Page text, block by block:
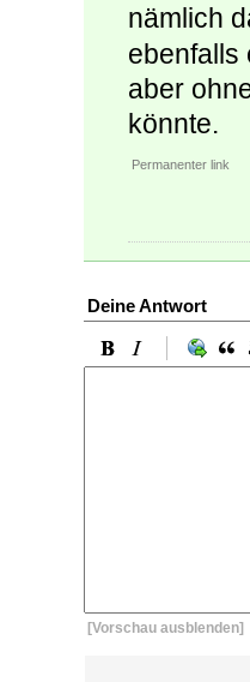
nämlich
ebenfalls
aber
könnte.
Permanenter link
Deine Antwort
[Vorschau ausblenden]